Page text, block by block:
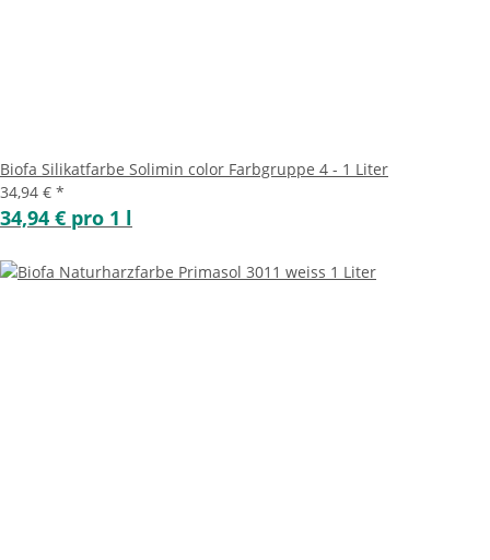
Biofa Silikatfarbe Solimin color Farbgruppe 4 - 1 Liter
34,94 € *
34,94 € pro 1 l